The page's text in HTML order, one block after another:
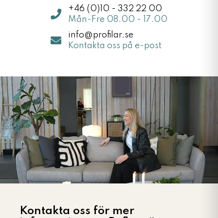
+46 (0)10 - 332 22 00
Mån-Fre 08.00 - 17.00
info@profilar.se
Kontakta oss på e-post
Kontakta oss för mer